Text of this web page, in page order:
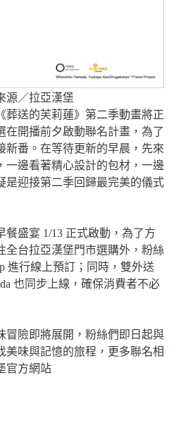
源／拉亞漢堡
葬送的芙莉蓮》第二季動畫將正
在開播前夕啟動聯名計畫，為了
新番。在等待更新的早晨，先來
一邊看著精心設計的包材，一邊
是迎接第二季回歸最完美的儀式
盛宴 1/13 正式啟動，為了方
全台拉亞漢堡門市選購外，粉絲
進行線上預訂；同時，雙外送
也同步上線，確保消費者不必
冒險即將展開，粉絲們即日起與
美味與記憶的旅程，更多聯名相
官方網站